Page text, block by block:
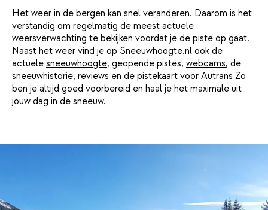
Het weer in de bergen kan snel veranderen. Daarom is het
verstandig om regelmatig de meest actuele
weersverwachting te bekijken voordat je de piste op gaat.
Naast het weer vind je op Sneeuwhoogte.nl ook de
actuele sneeuwhoogte, geopende pistes, webcams, de
sneeuwhistorie, reviews en de pistekaart voor Autrans Zo
ben je altijd goed voorbereid en haal je het maximale uit
jouw dag in de sneeuw.